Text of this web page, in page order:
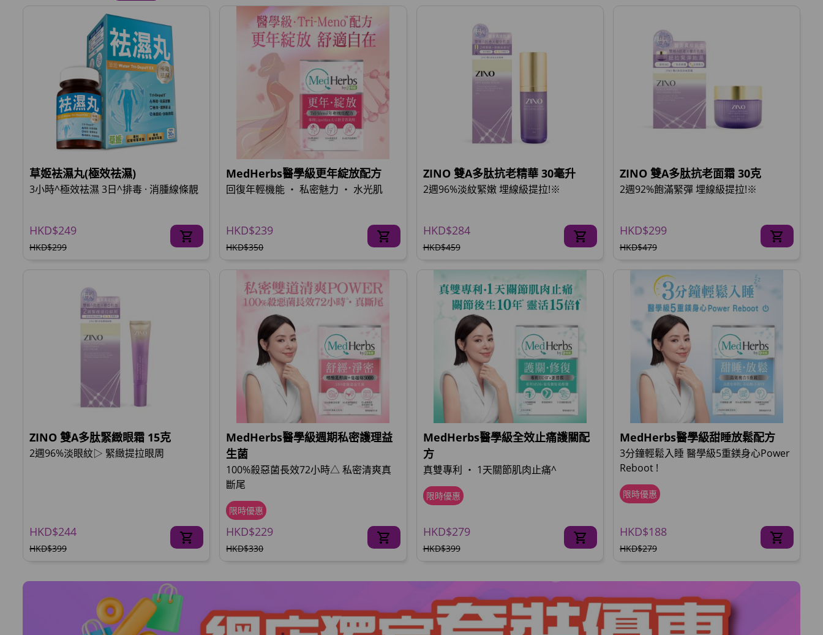
草姬袪濕丸(極效祛濕)
3小時^極效袪濕 3日^排毒 · 消腫線條靚
HKD$249
HKD$299
MedHerbs醫學級更年綻放配方
回復年輕機能 ‧ 私密魅力 ‧ 水光肌
HKD$239
HKD$350
ZINO 雙A多肽抗老精華 30毫升
2週96%淡紋緊嫩 埋線級提拉!※
HKD$284
HKD$459
ZINO 雙A多肽抗老面霜 30克
2週92%飽滿緊彈 埋線級提拉!※
HKD$299
HKD$479
ZINO 雙A多肽緊緻眼霜 15克
2週96%淡眼紋▷ 緊緻提拉眼周
HKD$244
HKD$399
MedHerbs醫學級週期私密護理益
生菌
100%殺惡菌長效72小時△ 私密清爽真
斷尾
限時優惠
HKD$229
HKD$330
MedHerbs醫學級全效止痛護關配
方
真雙專利 ‧ 1天關節肌肉止痛^
限時優惠
HKD$279
HKD$399
MedHerbs醫學級甜睡放鬆配方
3分鐘輕鬆入睡 醫學級5重鎂身心Power
Reboot !
限時優惠
HKD$188
HKD$279